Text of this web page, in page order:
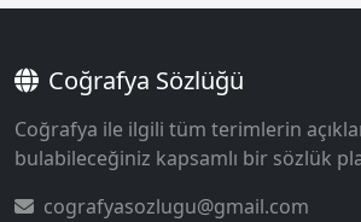
Coğrafya Sözlüğü
Coğrafya ile ilgili tüm terimlerin
bulabileceğiniz kapsamlı bir sözlük
cografyasozlugu@gmail.com